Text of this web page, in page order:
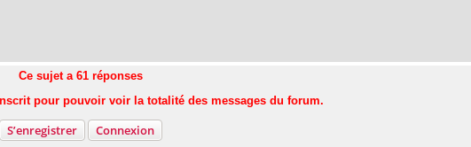
Ce sujet a 61 réponses
pour pouvoir voir la totalité des messages du forum.
S’enregistrer Connexion